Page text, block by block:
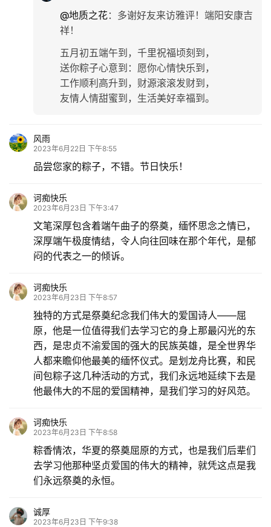
@地质之花： 多谢好友来访雅评！端阳安康吉
祥！
五月初五端午到，千里祝福顷刻到，
送你粽子心意到：愿你心情快乐到，
工作顺利高升到，财源滚滚发财到，
友情人情甜蜜到，生活美好幸福到。
风雨
2023年6月22日 下午8:55
品尝您家的粽子，不错。节日快乐！
诃痴快乐
2023年6月23日 下午3:47
文笔深厚包含着端午曲子的祭奠，缅怀思念之情已，
深厚端午极度情结，令人向往回味在那个年代，是郁
闷的代表之一的倾诉。
诃痴快乐
2023年6月23日 下午8:57
独特的方式是祭奠纪念我们伟大的爱国诗人——屈
原，他是一位值得我们去学习它的身上那最闪光的东
西，是忠贞不渝爱国的强大的民族英雄，是全世界华
人都来瞻仰他最美的缅怀仪式。是划龙舟比赛，和民
间包粽子这几种活动的方式，我们永远地延续下去是
他最伟大的不屈的爱国精神，是我们学习的好风范。
诃痴快乐
2023年6月23日 下午8:58
粽香情浓，华夏的祭奠屈原的方式，也是我们后辈们
去学习他那种坚贞爱国的伟大的精神，就凭这点是我
们永远祭奠的永恒。
诚厚
2023年6月23日 下午9:38